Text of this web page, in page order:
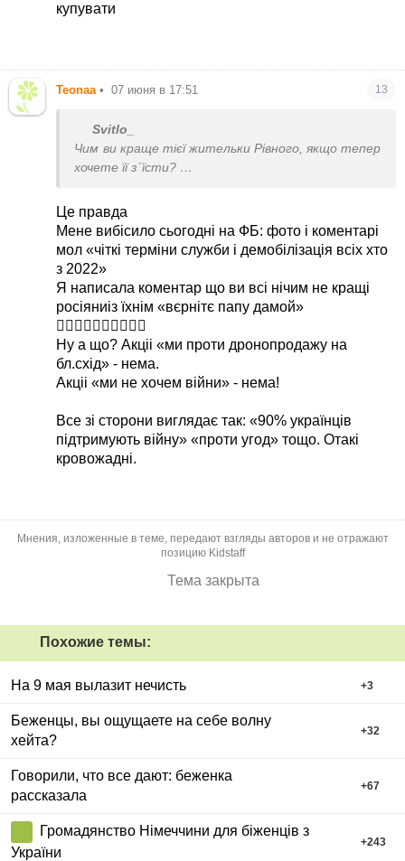
купувати
Teonaa • 07 июня в 17:51 13
Svitlo_
Чим ви краще тієї жительки Рівного, якщо тепер
хочете її з´їсти?
Це правда
Мене вибісило сьогодні на ФБ: фото і коментарі
мол «чіткі терміни служби і демобілізація всіх хто
з 2022»
Я написала коментар що ви всі нічим не кращі
росіяниіз їхнім «вєрнітє папу дамой»
🤷‍♀️🤷‍♀️🤷‍♀️🤷‍♀️🤷‍♀️
Ну а що? Акціі «ми проти дронопродажу на
бл.схід» - нема.
Акціі «ми не хочем війни» - нема!
Все зі сторони виглядає так: «90% українців
підтримують війну» «проти угод» тощо. Отакі
кровожадні.
Мнения, изложенные в теме, передают взгляды авторов и не отражают
позицию Kidstaff
Тема закрыта
Похожие темы:
На 9 мая вылазит нечисть +3
Беженцы, вы ощущаете на себе волну
хейта?
+32
Говорили, что все дают: беженка
рассказала
+67
Громадянство Німеччини для біженців з
України
+243